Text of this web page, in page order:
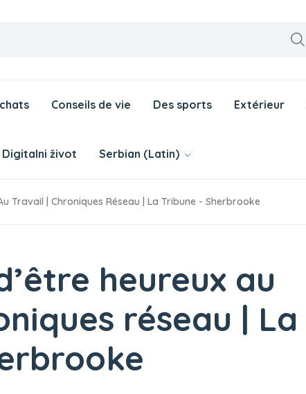
Conseils de vie Des sports Extérieur
Digitalni život Serbian (Latin)
Travail | Chroniques Réseau | La Tribune - Sherbrooke
heureux au
réseau | La